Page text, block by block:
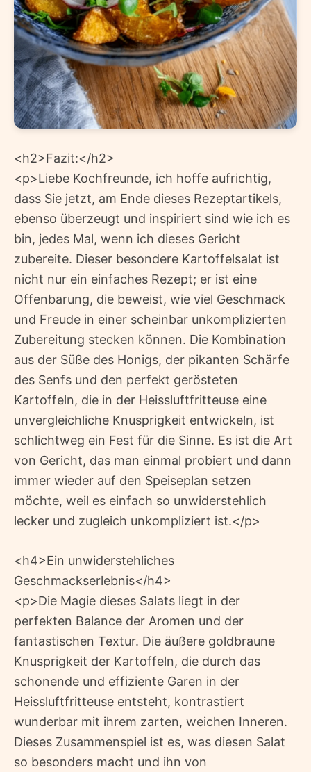
<h2>Fazit:</h2>
<p>Liebe Kochfreunde, ich hoffe aufrichtig,
dass Sie jetzt, am Ende dieses Rezeptartikels,
ebenso überzeugt und inspiriert sind wie ich es
bin, jedes Mal, wenn ich dieses Gericht
zubereite. Dieser besondere Kartoffelsalat ist
nicht nur ein einfaches Rezept; er ist eine
Offenbarung, die beweist, wie viel Geschmack
und Freude in einer scheinbar unkomplizierten
Zubereitung stecken können. Die Kombination
aus der Süße des Honigs, der pikanten Schärfe
des Senfs und den perfekt gerösteten
Kartoffeln, die in der Heissluftfritteuse eine
unvergleichliche Knusprigkeit entwickeln, ist
schlichtweg ein Fest für die Sinne. Es ist die Art
von Gericht, das man einmal probiert und dann
immer wieder auf den Speiseplan setzen
möchte, weil es einfach so unwiderstehlich
lecker und zugleich unkompliziert ist.</p>
<h4>Ein unwiderstehliches
Geschmackserlebnis</h4>
<p>Die Magie dieses Salats liegt in der
perfekten Balance der Aromen und der
fantastischen Textur. Die äußere goldbraune
Knusprigkeit der Kartoffeln, die durch das
schonende und effiziente Garen in der
Heissluftfritteuse entsteht, kontrastiert
wunderbar mit ihrem zarten, weichen Inneren.
Dieses Zusammenspiel ist es, was diesen Salat
so besonders macht und ihn von